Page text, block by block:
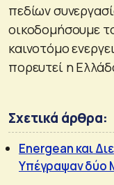
πεδίων
οικοδομήσουμε
καινοτόμο
πορευτεί η
Σχετικά άρθρα:
Energean και
Υπέγραψαν δύο